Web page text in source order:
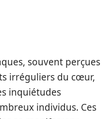
souvent perçues
irréguliers du cœur,
inquiétudes
individus. Ces